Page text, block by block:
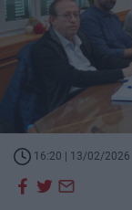
16:20 | 13/02/2026